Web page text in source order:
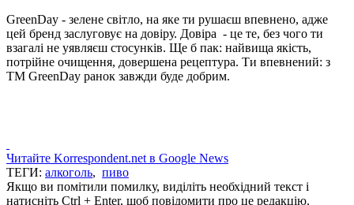
GreenDay - зелене світло, на яке ти рушаєш впевнено, адже
цей бренд заслуговує на довіру. Довіра - це те, без чого ти
взагалі не уявляєш стосунків. Ще б пак: найвища якість,
потрійне очищення, довершена рецептура. Ти впевнений: з
ТМ GreenDay ранок завжди буде добрим.
Читайте Korrespondent.net в Google News
ТЕГИ: алкоголь, пиво
Якщо ви помітили помилку, виділіть необхідний текст і
натисніть Ctrl + Enter, щоб повідомити про це редакцію.